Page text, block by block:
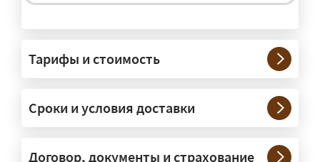
— На тралах и низкорамниках —
платформах, рассчитанных на
крупногабаритную технику и
конструкции. Транспорт подбираем
под конкретные размеры и вес груза.
Тарифы и стоимость
Сроки и условия доставки
Договор, документы и страхование